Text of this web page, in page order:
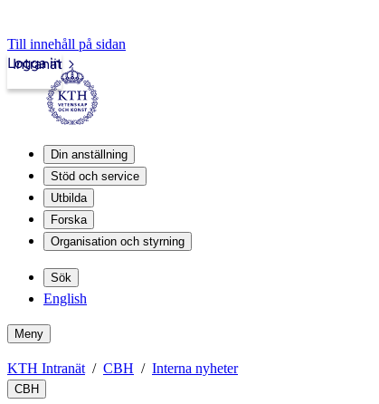
Till innehåll på sidan
Intranät
Logga in
Din anställning
Stöd och service
Utbilda
Forska
Organisation och styrning
Sök
English
Meny
KTH Intranät CBH Interna nyheter
CBH